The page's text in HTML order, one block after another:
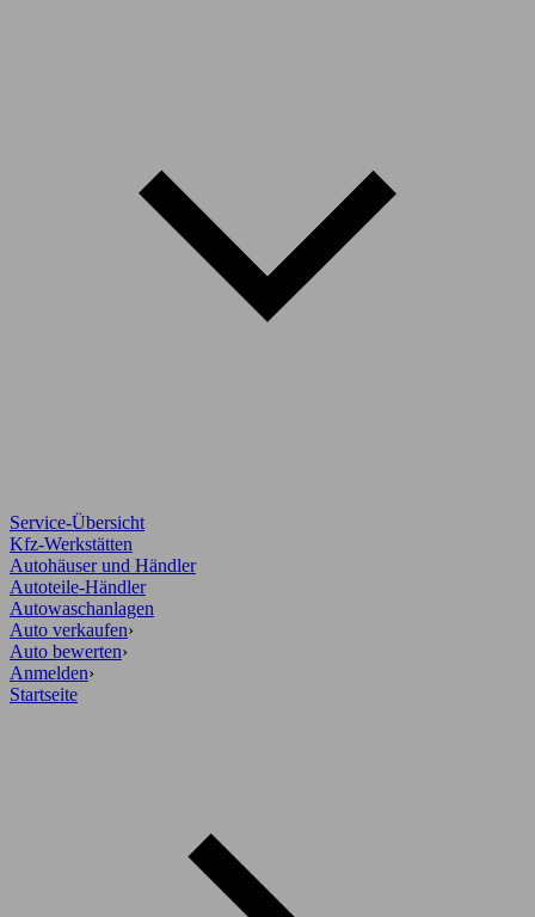
Service-Übersicht
Kfz-Werkstätten
Autohäuser und Händler
Autoteile-Händler
Autowaschanlagen
Auto verkaufen›
Auto bewerten›
Anmelden›
Startseite